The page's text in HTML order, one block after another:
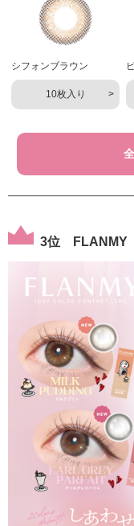
シフォンブラウン
10枚入り
3位 FLANMY